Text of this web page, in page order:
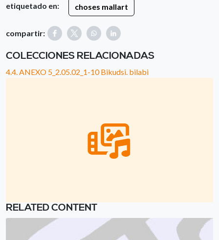
etiquetado en: choses mallart
compartir:
COLECCIONES RELACIONADAS
4.4. ANEXO 5_2.05.02_1-10 Bikudsi. bilabi
RELATED CONTENT